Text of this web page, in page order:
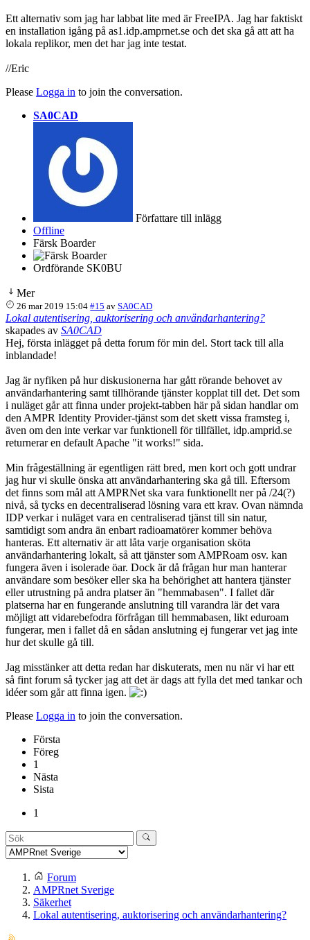
Ett alternativ som jag har labbat lite med är FreeIPA. Jag har faktiskt
en installation igång på as1.idp.amprnet.se och det ska gå att att ha
lokala replikor, men det har jag inte testat.
//Eric
Please Logga in to join the conversation.
SA0CAD
Författare till inlägg
Offline
Färsk Boarder
Ordförande SK0BU
Mer
26 mar 2019 15:04 #15 avSA0CAD
Lokal autentisering, auktorisering och användarhantering?
skapades av SA0CAD
Hej, första inlägget på detta forum för min del. Stort tack till alla
inblandade!
Jag är nyfiken på hur diskusionerna har gått rörande behovet av
användarhantering samt tillhörande tjänster kopplat till det. Det som
i nuläget går att finna under projekt-tabben här på sidan handlar om
den AMPR Identity Provider-tjänst som det skett vissa framsteg i,
även om den inte verkar var funktionell för tillfället, idp.amprid.se
returnerar en default Apache "it works!" sida.
Min frågeställning är egentligen rätt bred, men kort och gott undrar
jag hur vi skulle önska att användarhantering ska gå till. Eftersom
det finns som mål att AMPRNet ska vara funktionellt ner på /24(?)
nivå, så tycks en decentraliserad lösning vara ett krav. Ovan nämnda
IDP verkar i nuläget vara en centraliserad tjänst till sin natur,
samtidigt som andra än enbart radioamatörer kommer behöva
hanteras. Ett alternativ är att låta varje organisation sköta
användarhantering lokalt, så att tjänster som AMPRoam osv. kan
fungera även i isolerade öar. Dock är då frågan hur man hanterar
användare som besöker eller ska ha behörighet att hantera tjänster
eller utrustning på andra platser än "hemmabasen". I fallet där
platserna har en fungerande anslutning till varandra lär det vara
möjligt att vidarebefodra förfrågan till hemmabasen, likt eduroam
fungerar, men i fallet då en sådan anslutning ej fungerar vet jag inte
hur det skulle gå till.
Jag misstänker att detta redan har diskuterats, men nu när vi har ett
så fint forum så tycker jag att det är dags att fylla det med tankar och
idéer som går att finna igen.
Please Logga in to join the conversation.
Första
Föreg
1
Nästa
Sista
1
Forum
AMPRnet Sverige
Säkerhet
Lokal autentisering, auktorisering och användarhantering?